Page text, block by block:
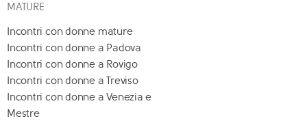
MATURE
Incontri con donne mature
Incontri con donne a Padova
Incontri con donne a Rovigo
Incontri con donne a Treviso
Incontri con donne a Venezia e
Mestre